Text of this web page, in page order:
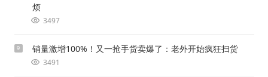
烦
3497
9 销量激增100%！又一抢手货卖爆了：老外开始疯狂扫货
3491